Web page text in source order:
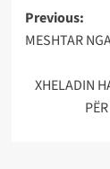
Post
Previous:
MESHTAR
XHELADIN